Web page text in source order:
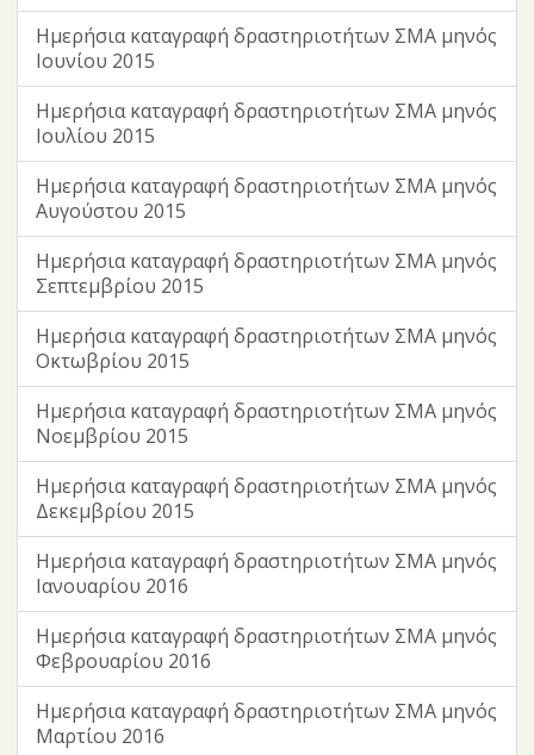
Ημερήσια καταγραφή δραστηριοτήτων ΣΜΑ μηνός
Ιουνίου 2015
Ημερήσια καταγραφή δραστηριοτήτων ΣΜΑ μηνός
Ιουλίου 2015
Ημερήσια καταγραφή δραστηριοτήτων ΣΜΑ μηνός
Αυγούστου 2015
Ημερήσια καταγραφή δραστηριοτήτων ΣΜΑ μηνός
Σεπτεμβρίου 2015
Ημερήσια καταγραφή δραστηριοτήτων ΣΜΑ μηνός
Οκτωβρίου 2015
Ημερήσια καταγραφή δραστηριοτήτων ΣΜΑ μηνός
Νοεμβρίου 2015
Ημερήσια καταγραφή δραστηριοτήτων ΣΜΑ μηνός
Δεκεμβρίου 2015
Ημερήσια καταγραφή δραστηριοτήτων ΣΜΑ μηνός
Ιανουαρίου 2016
Ημερήσια καταγραφή δραστηριοτήτων ΣΜΑ μηνός
Φεβρουαρίου 2016
Ημερήσια καταγραφή δραστηριοτήτων ΣΜΑ μηνός
Μαρτίου 2016